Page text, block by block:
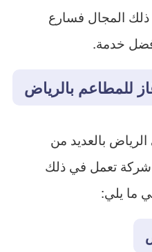
المجال فسارع
خدمة.
للمطاعم بالرياض
بالعديد من
شركة تعمل في ذلك
ما يلي: